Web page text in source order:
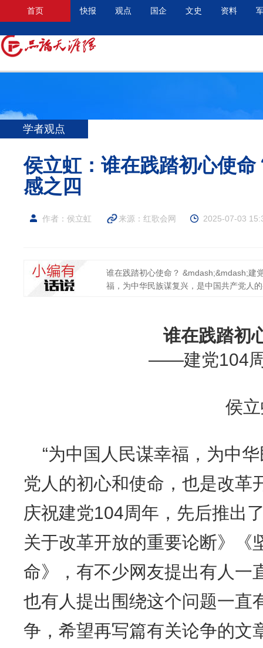
首页 快报 观点 国企 文史 资料
学者观点
侯立虹：谁在践踏初心使
感之四
作者：侯立虹 来源： 红歌会网 2025-07-03
谁在践踏初心使命？ &mdash;&mdash;建
福，为中华民族谋复兴，是中国共产党人
谁在践踏初
——建党104
侯
“为中国人民谋幸福，为中
党人的初心和使命，也是改革
庆祝建党104周年，先后推出
关于改革开放的重要论断》《
命》，有不少网友提出有人一
也有人提出围绕这个问题一直
争，希望再写篇有关论争的文